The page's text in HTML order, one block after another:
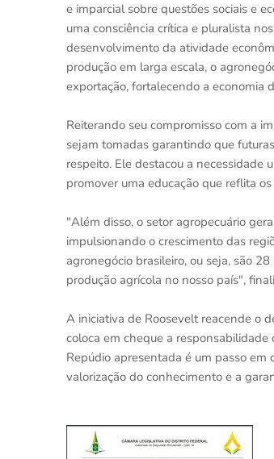
e imparcial sobre questões sociais e
uma consciência crítica e pluralista
desenvolvimento da atividade
produção em larga escala, o
exportação, fortalecendo a economia
Reiterando seu compromisso com a
sejam tomadas garantindo que
respeito. Ele destacou a necessidade
promover uma educação que reflita
"Além disso, o setor agropecuário
impulsionando o crescimento das
agronegócio brasileiro, ou seja, são
produção agrícola no nosso país",
A iniciativa de Roosevelt reacende o
coloca em cheque a
Repúdio apresentada é um passo em
valorização do conhecimento e a